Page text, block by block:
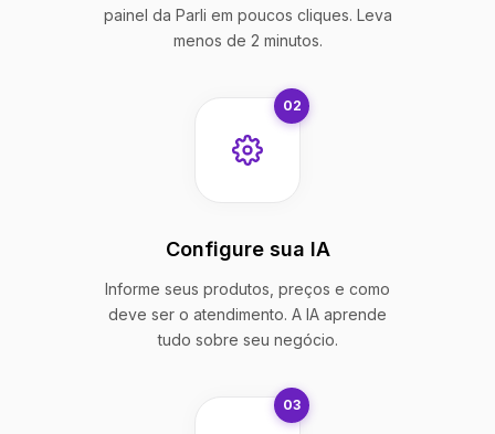
painel da Parli em poucos cliques. Leva
menos de 2 minutos.
02
Configure sua IA
Informe seus produtos, preços e como
deve ser o atendimento. A IA aprende
tudo sobre seu negócio.
03